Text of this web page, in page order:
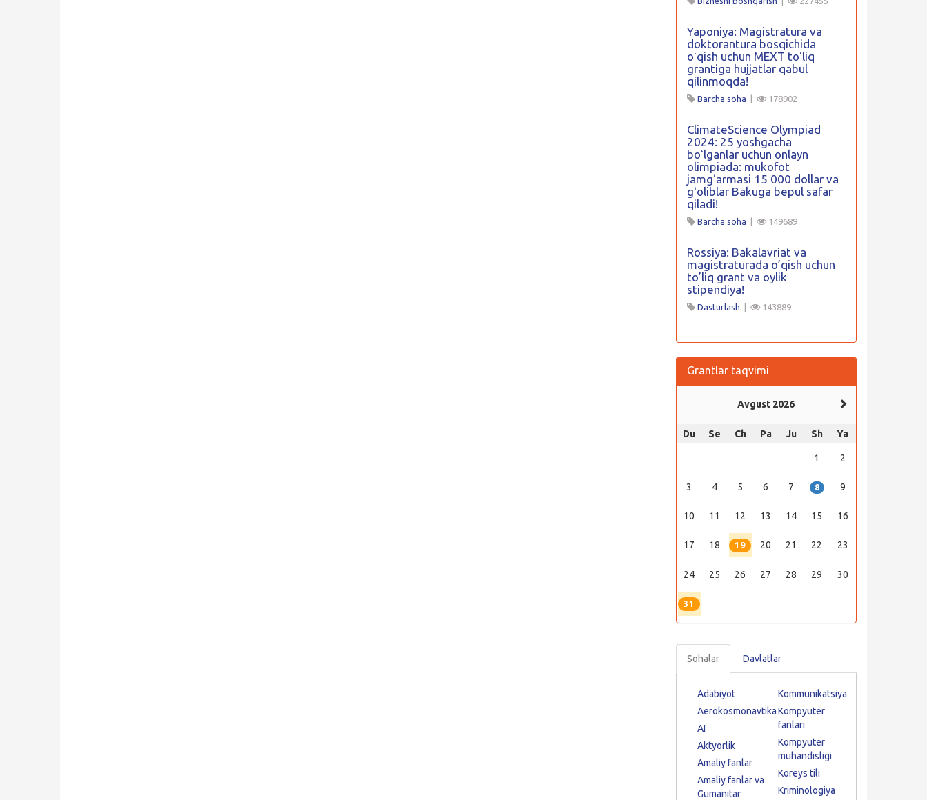
Yaponiya: Magistratura va
doktorantura bosqichida
oʻqish uchun MEXT toʻliq
grantiga hujjatlar qabul
qilinmoqda!
Barcha soha 178902
ClimateScience Olympiad
2024: 25 yoshgacha
boʻlganlar uchun onlayn
olimpiada: mukofot
jamgʻarmasi 15 000 dollar va
gʻoliblar Bakuga bepul safar
qiladi!
Barcha soha 149689
Rossiya: Bakalavriat va
magistraturada o’qish uchun
to’liq grant va oylik
stipendiya!
Dasturlash 143889
Grantlar taqvimi
Avgust 2026
Du Se Ch Pa Ju Sh Ya
1 2
3 4 5 6 7 8 9
10 11 12 13 14 15 16
17 18 19 20 21 22 23
24 25 26 27 28 29 30
31
Sohalar Davlatlar
Adabiyot
Aerokosmonavtika
AI
Aktyorlik
Amaliy fanlar
Amaliy fanlar va
Gumanitar
Kommunikatsiya
Kompyuter
fanlari
Kompyuter
muhandisligi
Koreys tili
Kriminologiya